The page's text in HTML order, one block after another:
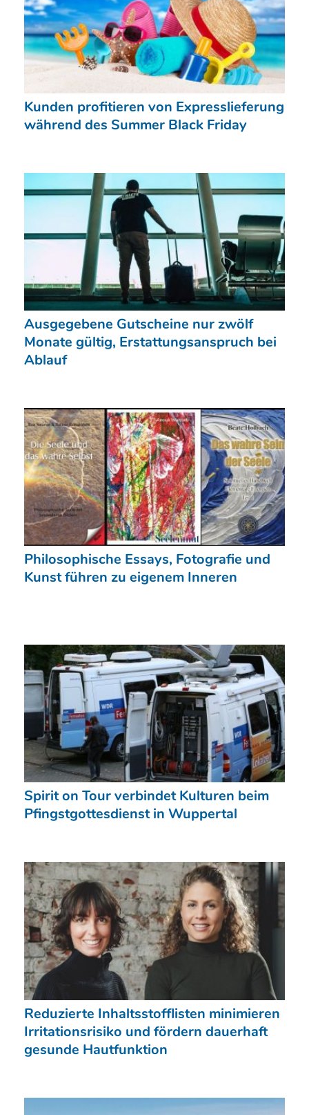
Kunden profitieren von Expresslieferung
während des Summer Black Friday
Ausgegebene Gutscheine nur zwölf
Monate gültig, Erstattungsanspruch bei
Ablauf
Philosophische Essays, Fotografie und
Kunst führen zu eigenem Inneren
Spirit on Tour verbindet Kulturen beim
Pfingstgottesdienst in Wuppertal
Reduzierte Inhaltsstofflisten minimieren
Irritationsrisiko und fördern dauerhaft
gesunde Hautfunktion